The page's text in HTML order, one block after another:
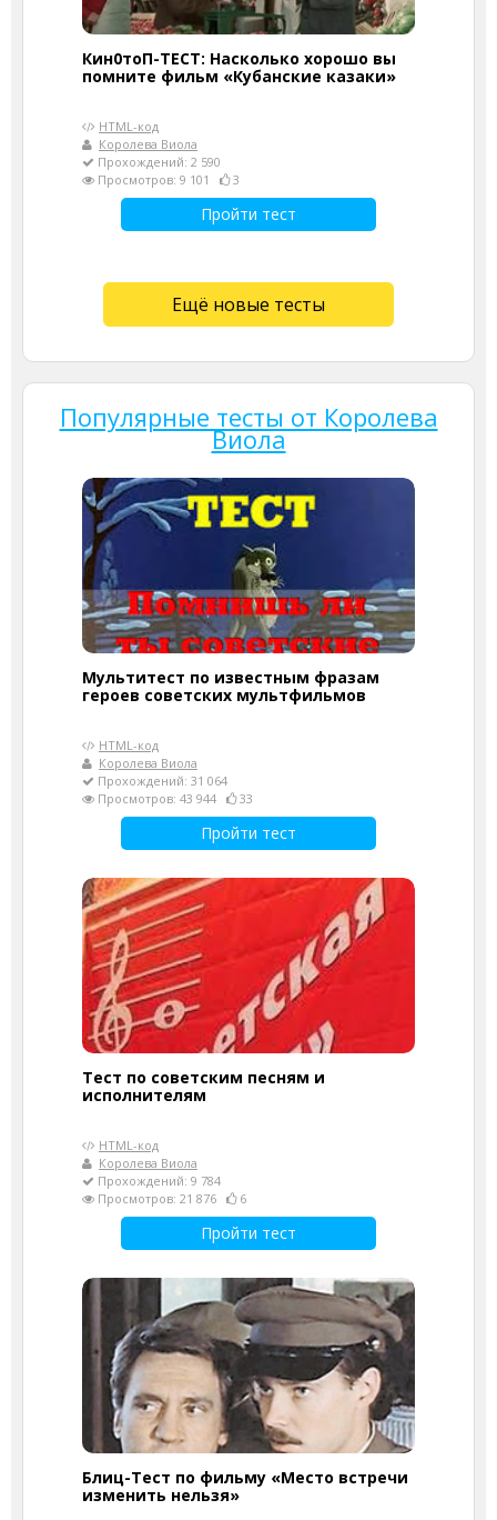
Кин0тоП-ТЕСТ: Насколько хорошо вы
помните фильм «Кубанские казаки»
HTML-код
Королева Виола
Прохождений: 2 590
Просмотров: 9 101
3
Пройти тест
Ещё новые тесты
Популярные тесты от Королева
Виола
Мультитест по известным фразам
героев советских мультфильмов
HTML-код
Королева Виола
Прохождений: 31 064
Просмотров: 43 944
33
Пройти тест
Тест по советским песням и
исполнителям
HTML-код
Королева Виола
Прохождений: 9 784
Просмотров: 21 876
6
Пройти тест
Блиц-Тест по фильму «Место встречи
изменить нельзя»